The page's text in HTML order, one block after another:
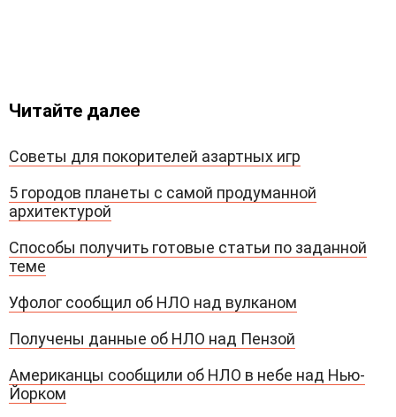
Читайте далее
Советы для покорителей азартных игр
5 городов планеты с самой продуманной
архитектурой
Способы получить готовые статьи по заданной
теме
Уфолог сообщил об НЛО над вулканом
Получены данные об НЛО над Пензой
Американцы сообщили об НЛО в небе над Нью-
Йорком